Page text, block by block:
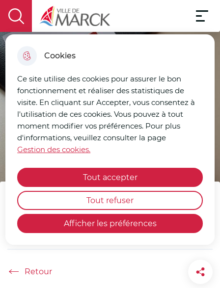
Cookies
Ce site utilise des cookies pour assurer le bon
fonctionnement et réaliser des statistiques de
visite. En cliquant sur Accepter, vous consentez à
l'utilisation de ces cookies. Vous pouvez à tout
moment modifier vos préférences. Pour plus
d'informations, veuillez consulter la page
Gestion des cookies.
Afficher les préférences
Tout accepter
Tout refuser
Aller à la
recherche
Consulter
le plan
display the search field
Ville de Marck
Menu
Demander un livret de
famille
Accueil